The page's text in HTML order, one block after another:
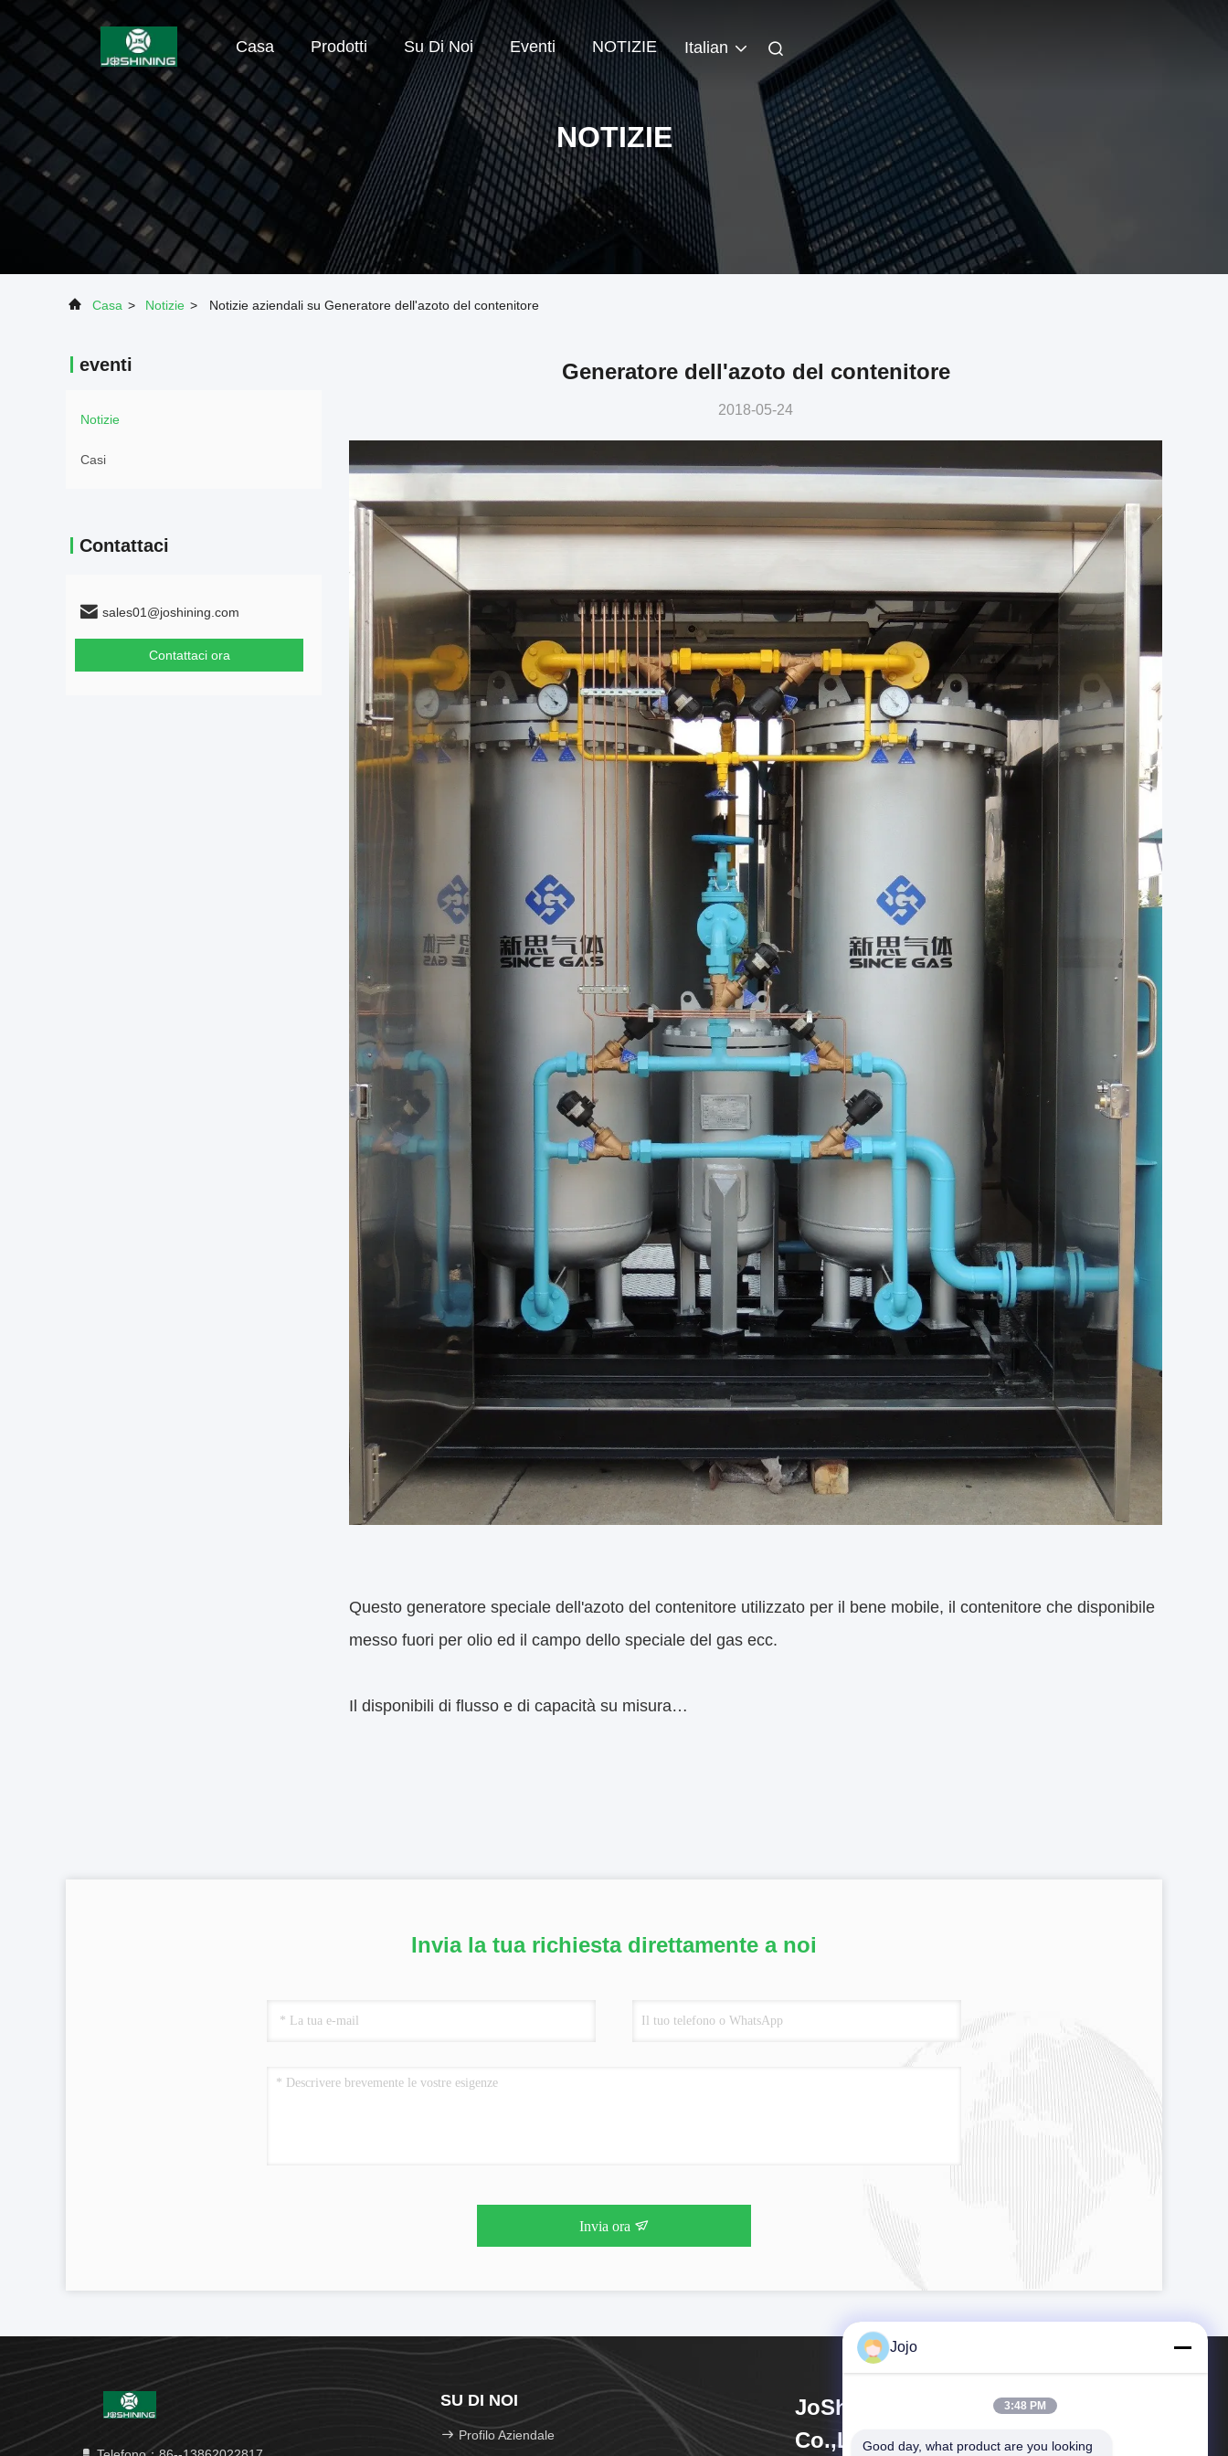
Casa Prodotti Su Di Noi Eventi NOTIZIE Italian
NOTIZIE
Casa > Notizie > Notizie aziendali su Generatore dell'azoto del contenitore
eventi
Notizie
Casi
Contattaci
sales01@joshining.com
Contattaci ora
Generatore dell'azoto del contenitore
2018-05-24
Questo generatore speciale dell'azoto del contenitore utilizzato per il bene mobile, il contenitore che disponibile
messo fuori per olio ed il campo dello speciale del gas ecc.
Il disponibili di flusso e di capacità su misura…
Invia la tua richiesta direttamente a noi
Invia ora
SU DI NOI
Profilo Aziendale
JoShining Energy & Technology
Co.,Ltd
Jojo
3:48 PM
Good day, what product are you looking